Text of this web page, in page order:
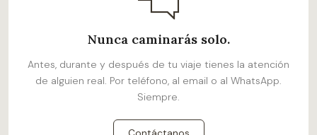
Nunca caminarás solo.
Antes, durante y después de tu viaje tienes la atención
de alguien real. Por teléfono, al email o al WhatsApp.
Siempre.